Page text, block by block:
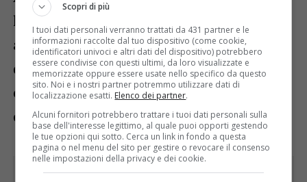
lavanderie, gelaterie e laboratori
artigianidevono fare i conti con un
doppio aumento: da un lato i costi
energetici più elevati, dall’altro le spese
crescenti per trasporti e consegne.
Scopri di più
I tuoi dati personali verranno trattati da 431 partner e le
informazioni raccolte dal tuo dispositivo (come cookie,
identificatori univoci e altri dati del dispositivo) potrebbero
essere condivise con questi ultimi, da loro visualizzate e
memorizzate oppure essere usate nello specifico da questo
sito. Noi e i nostri partner potremmo utilizzare dati di
localizzazione esatti. Elenco dei partner.
Alcuni fornitori potrebbero trattare i tuoi dati personali sulla
base dell'interesse legittimo, al quale puoi opporti gestendo
le tue opzioni qui sotto. Cerca un link in fondo a questa
pagina o nel menu del sito per gestire o revocare il consenso
nelle impostazioni della privacy e dei cookie.